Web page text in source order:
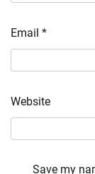
Email *
Website
Save my